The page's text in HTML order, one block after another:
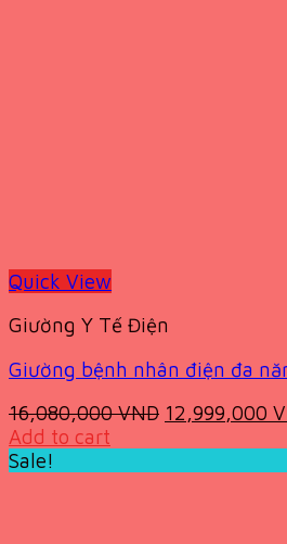
Quick View
Giường Y Tế Điện
Giường bệnh nhân điện đa
16,080,000VND Original
12,999,000
Add to cart
Sale!